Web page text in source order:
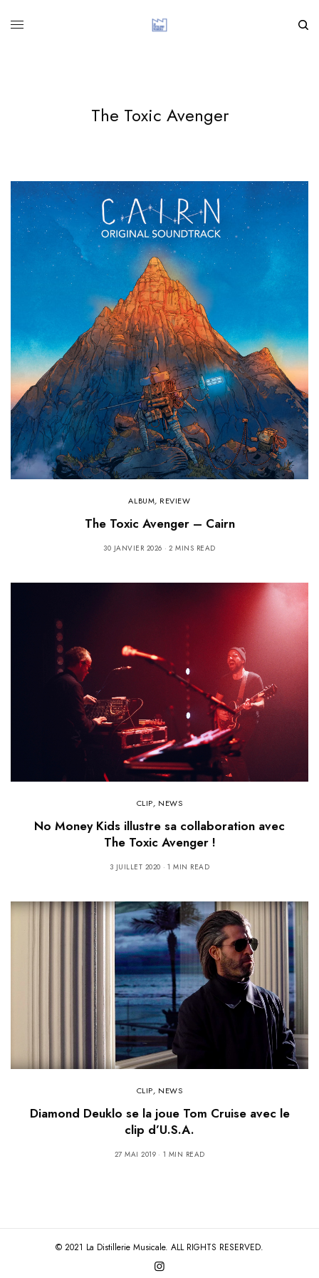
The Toxic Avenger
ALBUM, REVIEW
The Toxic Avenger – Cairn
30 JANVIER 2026 2 MINS READ
CLIP, NEWS
No Money Kids illustre sa collaboration avec
The Toxic Avenger !
3 JUILLET 2020 1 MIN READ
CLIP, NEWS
Diamond Deuklo se la joue Tom Cruise avec le
clip d’U.S.A.
27 MAI 2019 1 MIN READ
© 2021 La Distillerie Musicale. ALL RIGHTS RESERVED.